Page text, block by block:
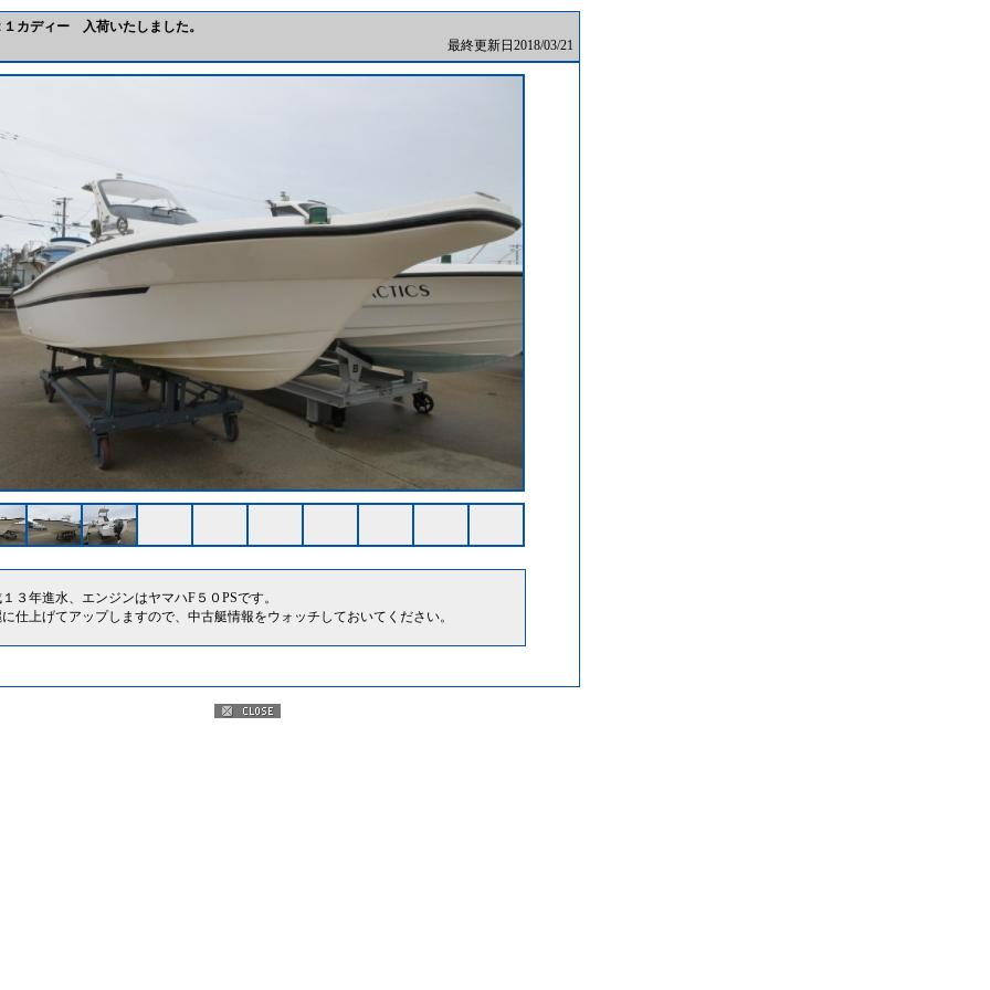
１カディー 入荷いたしました。
最終更新日2018/03/21
３年進水、エンジンはヤマハF５０PSです。
仕上げてアップしますので、中古艇情報をウォッチしておいてください。